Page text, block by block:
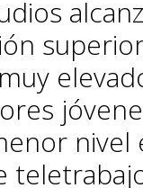
nivel